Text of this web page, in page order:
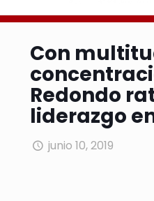
Con
Redondo
liderazgo
junio 10, 2019